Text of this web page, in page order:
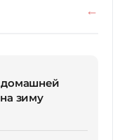
домашней
зиму